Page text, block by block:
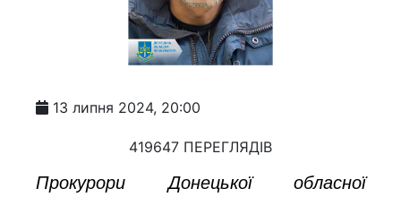
13 липня 2024, 20:00
419647 ПЕРЕГЛЯДІВ
Прокурори Донецької обласної